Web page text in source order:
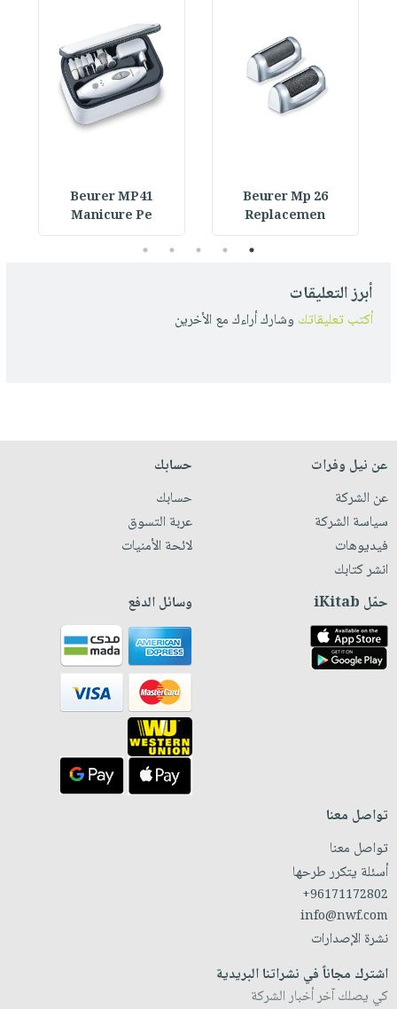
Beurer Mp 26
Replacemen
Beurer MP41
Manicure Pe
1
2
3
4
5
أبرز التعليقات
أكتب تعليقاتك وشارك أراءك مع الأخرين
عن نيل وفرات
عن الشركة
سياسة الشركة
فيديوهات
انشر كتابك
حسابك
حسابك
عربة التسوق
لائحة الأمنيات
حمّل iKitab وسائل الدفع
تواصل معنا
تواصل معنا
أسئلة يتكرر طرحها
+96171172802
info@nwf.com
نشرة الإصدارات
اشترك مجاناً في نشراتنا البريدية
كي يصلك آخر أخبار الشركة